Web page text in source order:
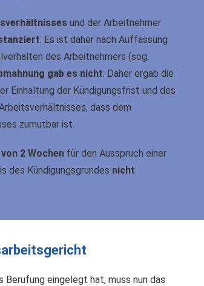
und der Arbeitnehmer
. Es ist daher nach Auffassung
des Arbeitnehmers (sog.
gab es nicht. Daher ergab die
Einhaltung der Kündigungsfrist und des
dass dem
zumutbar ist.
2 Wochenfür den Ausspruch einer
des Kündigungsgrundes nicht
eingelegt hat, muss nun das